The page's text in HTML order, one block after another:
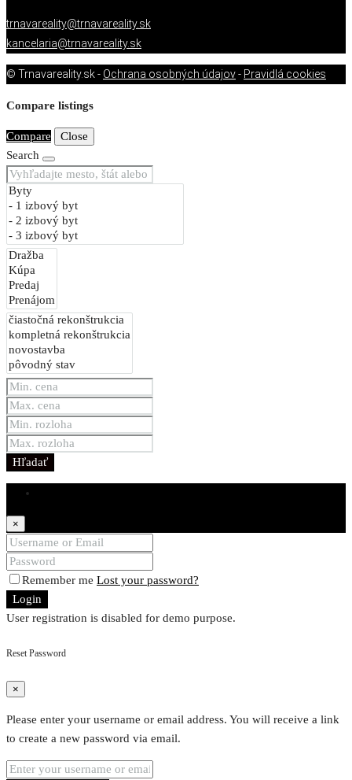
trnavareality@trnavareality.sk
kancelaria@trnavareality.sk
© Trnavareality.sk - Ochrana osobných údajov- Pravidlá cookies
Compare listings
Compare
Close
Search
Hľadať
×
Remember me Lost your password?
Login
User registration is disabled for demo purpose.
Reset Password
×
Please enter your username or email address. You will receive a link
to create a new password via email.